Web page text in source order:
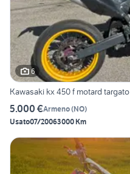
6
Kawasaki kx 450 f motard targato
5.000 €Armeno(NO)
Usato07/20063000 Km